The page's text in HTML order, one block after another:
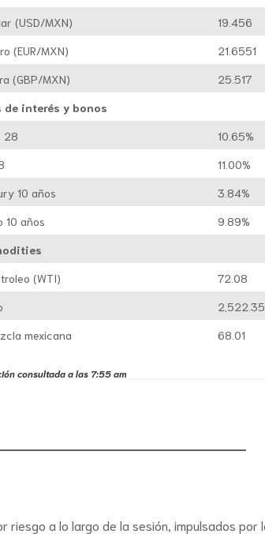
(USD/MXN)
19.456
(EUR/MXN)
21.6551
(GBP/MXN)
25.517
de interés y bonos
28
10.65%
11.00%
10 años
3.84%
10 años
9.89%
(WTI)
72.08
2,522.35
mexicana
68.01
consultada a las 7:55 am
a lo largo de la sesión, impulsados